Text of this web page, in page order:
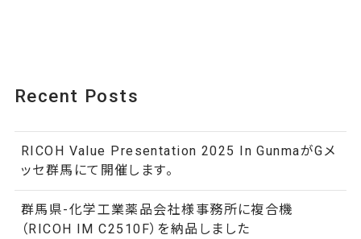
Recent Posts
RICOH Value Presentation 2025 In GunmaがGメ
ッセ群馬にて開催します。
群馬県-化学工業薬品会社様事務所に複合機
（RICOH IM C2510F）を納品しました